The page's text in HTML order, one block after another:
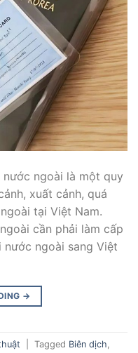
ngoài là một quy
xuất cảnh, quá
tại Việt Nam.
cần phải làm cấp
ngoài sang Việt
→
Tagged Biên dịch